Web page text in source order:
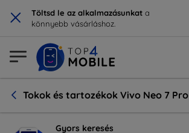
× Töltsd le az alkalmazásunkat a
könnyebb vásárláshoz.
Tokok és tartozékok Vivo Neo 7 Pro
Gyors keresés